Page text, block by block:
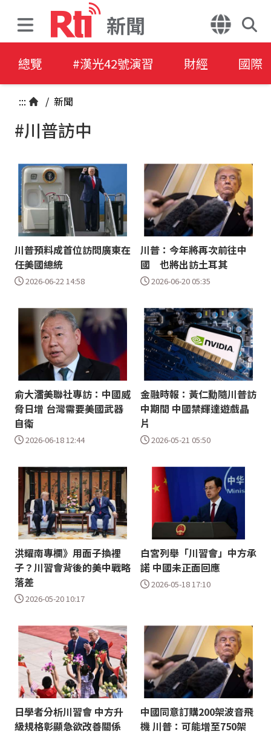
新聞
總覽 #漢光42號演習 財經 國際
::: / 新聞
#川普訪中
川普預料成首位訪問廣東在
任美國總統
2026-06-22 14:58
川普：今年將再次前往中
國 也將出訪土耳其
2026-06-20 05:35
俞大㵢美聯社專訪：中國威
脅日增 台灣需要美國武器
自衛
2026-06-18 12:44
金融時報：黃仁勳隨川普訪
中期間 中國禁輝達遊戲晶
片
2026-05-21 05:50
洪耀南專欄》用面子換裡
子？川習會背後的美中戰略
落差
2026-05-20 10:17
白宮列舉「川習會」中方承
諾 中國未正面回應
2026-05-18 17:10
日學者分析川習會 中方升
級規格彰顯急欲改善關係
中國同意訂購200架波音飛
機 川普：可能增至750架